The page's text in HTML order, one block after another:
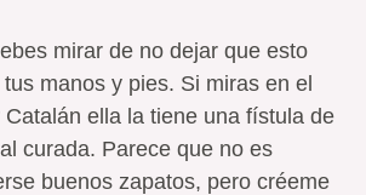
mirar de no dejar que esto
manos y pies. Si miras en el
ella la tiene una fístula de
curada. Parece que no es
buenos zapatos, pero créeme